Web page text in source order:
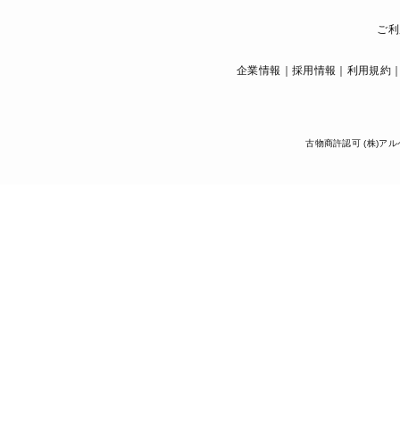
ご
企業情報 採用情報 利用規約
古物商許認可 (株)ア